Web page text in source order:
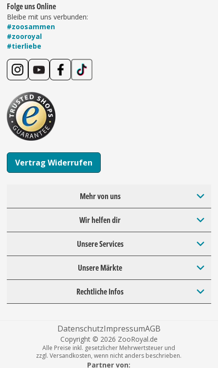
Folge uns Online
Bleibe mit uns verbunden:
#zoosammen
#zooroyal
#tierliebe
Vertrag Widerrufen
Mehr von uns
Wir helfen dir
Unsere Services
Unsere Märkte
Rechtliche Infos
DatenschutzImpressumAGB
Copyright © 2026 ZooRoyal.de
Alle Preise inkl. gesetzlicher Mehrwertsteuer und
zzgl. Versandkosten, wenn nicht anders beschrieben.
Partner von: